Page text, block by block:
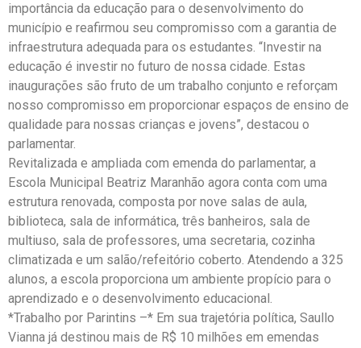
importância da educação para o desenvolvimento do
município e reafirmou seu compromisso com a garantia de
infraestrutura adequada para os estudantes. “Investir na
educação é investir no futuro de nossa cidade. Estas
inaugurações são fruto de um trabalho conjunto e reforçam
nosso compromisso em proporcionar espaços de ensino de
qualidade para nossas crianças e jovens”, destacou o
parlamentar.
Revitalizada e ampliada com emenda do parlamentar, a
Escola Municipal Beatriz Maranhão agora conta com uma
estrutura renovada, composta por nove salas de aula,
biblioteca, sala de informática, três banheiros, sala de
multiuso, sala de professores, uma secretaria, cozinha
climatizada e um salão/refeitório coberto. Atendendo a 325
alunos, a escola proporciona um ambiente propício para o
aprendizado e o desenvolvimento educacional.
*Trabalho por Parintins –* Em sua trajetória política, Saullo
Vianna já destinou mais de R$ 10 milhões em emendas